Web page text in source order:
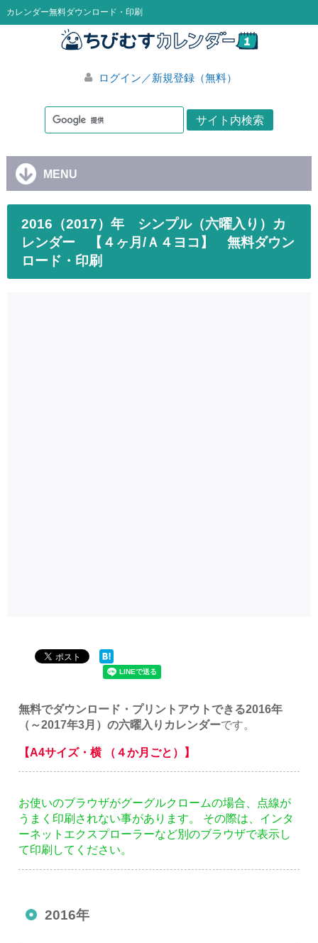
カレンダー無料ダウンロード・印刷
ログイン／新規登録（無料）
MENU
2016（2017）年 シンプル（六曜入り）カ
レンダー 【４ヶ月/Ａ４ヨコ】 無料ダウン
ロード・印刷
無料でダウンロード・プリントアウトできる2016年
（～2017年3月）の六曜入りカレンダーです。
【A4サイズ・横 （４か月ごと）】
お使いのブラウザがグーグルクロームの場合、点線が
うまく印刷されない事があります。 その際は、インタ
ーネットエクスプローラーなど別のブラウザで表示し
て印刷してください。
2016年